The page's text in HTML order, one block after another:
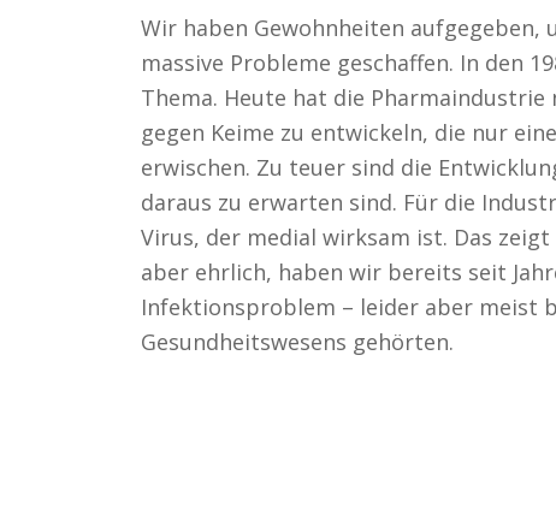
Wir haben Gewohnheiten aufgegeben,
massive Probleme geschaffen. In den
Thema. Heute hat die
gegen Keime zu entwickeln, die nur
erwischen. Zu teuer sind die
daraus zu erwarten sind. Für die
Virus, der medial wirksam ist. Das
aber ehrlich, haben wir bereits seit
Infektionsproblem – leider aber meist
Gesundheitswesens gehörten.